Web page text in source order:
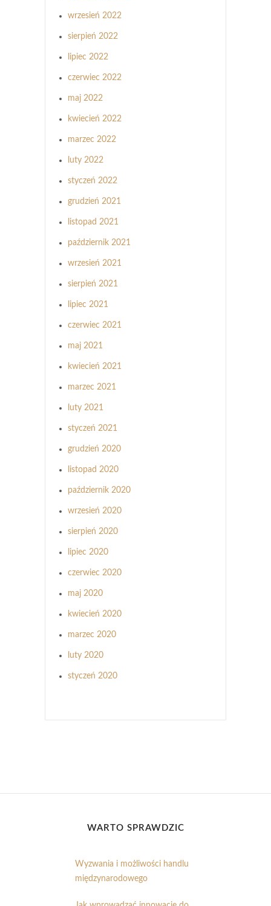
wrzesień 2022
sierpień 2022
lipiec 2022
czerwiec 2022
maj 2022
kwiecień 2022
marzec 2022
luty 2022
styczeń 2022
grudzień 2021
listopad 2021
październik 2021
wrzesień 2021
sierpień 2021
lipiec 2021
czerwiec 2021
maj 2021
kwiecień 2021
marzec 2021
luty 2021
styczeń 2021
grudzień 2020
listopad 2020
październik 2020
wrzesień 2020
sierpień 2020
lipiec 2020
czerwiec 2020
maj 2020
kwiecień 2020
marzec 2020
luty 2020
styczeń 2020
WARTO SPRAWDZIĆ
Wyzwania i możliwości handlu
międzynarodowego